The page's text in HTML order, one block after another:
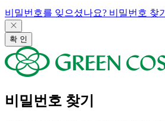
비밀번호를 잊으셨나요? 비밀번호 찾기
확 인
비밀번호 찾기